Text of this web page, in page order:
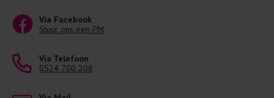
Via Facebook
Stuur ons een PM
Via Telefoon
0524 700 208